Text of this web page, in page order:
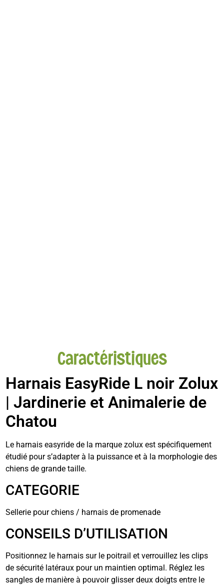
Caractéristiques
Harnais EasyRide L noir Zolux
| Jardinerie et Animalerie de
Chatou
Le harnais easyride de la marque zolux est spécifiquement
étudié pour s’adapter à la puissance et à la morphologie des
chiens de grande taille.
CATEGORIE
Sellerie pour chiens / harnais de promenade
CONSEILS D’UTILISATION
Positionnez le harnais sur le poitrail et verrouillez les clips
de sécurité latéraux pour un maintien optimal. Réglez les
sangles de manière à pouvoir glisser deux doigts entre le